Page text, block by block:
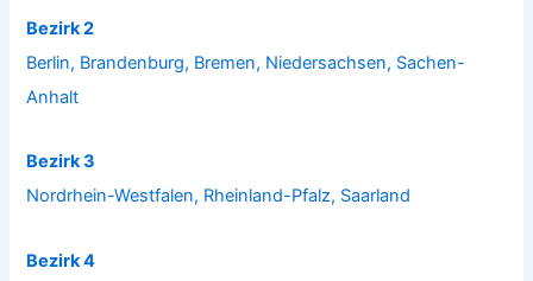
Bezirk 2
Berlin, Brandenburg, Bremen, Niedersachsen, Sachen-
Anhalt
Bezirk 3
Nordrhein-Westfalen, Rheinland-Pfalz, Saarland
Bezirk 4